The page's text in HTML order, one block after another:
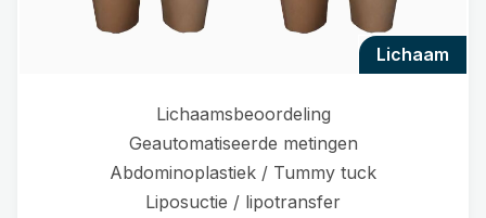
lichaam
Lichaamsbeoordeling
Geautomatiseerde metingen
Abdominoplastiek / Tummy tuck
Liposuctie / lipotransfer